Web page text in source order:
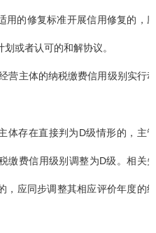
用的修复标准开展信用修复的，应
或者认可的和解协议。
营主体的纳税缴费信用级别实行
体存在直接判为D级情形的，主管
缴费信用级别调整为D级。相关失
，应同步调整其相应评价年度的纳